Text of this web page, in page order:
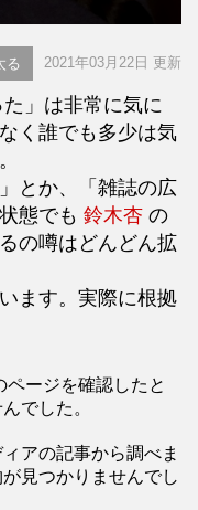
る 2021年03月22日 更新
」は非常に気に
く誰でも多少は気
とか、「雑誌の広
態でも 鈴木杏 の
の噂はどんどん拡
ます。実際に根拠
ージを確認したと
でした。
アの記事から調べま
見つかりませんでし